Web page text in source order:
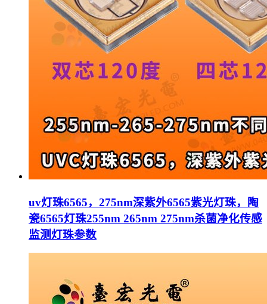
uv灯珠6565，275nm深紫外6565紫光灯珠，陶
瓷6565灯珠255nm 265nm 275nm杀菌净化传感
监测灯珠参数